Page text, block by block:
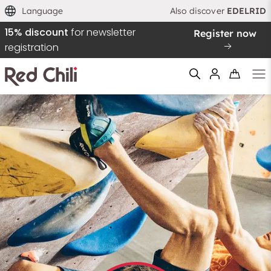
Language Also discover EDELRID
15% discount for newsletter
registration
Register now
Filtern & Sortieren Reset filter